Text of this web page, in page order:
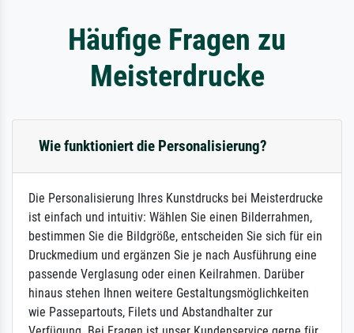
Häufige Fragen zu
Meisterdrucke
Wie funktioniert die Personalisierung?
Die Personalisierung Ihres Kunstdrucks bei Meisterdrucke
ist einfach und intuitiv: Wählen Sie einen Bilderrahmen,
bestimmen Sie die Bildgröße, entscheiden Sie sich für ein
Druckmedium und ergänzen Sie je nach Ausführung eine
passende Verglasung oder einen Keilrahmen. Darüber
hinaus stehen Ihnen weitere Gestaltungsmöglichkeiten
wie Passepartouts, Filets und Abstandhalter zur